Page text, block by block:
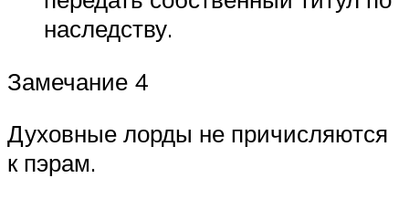
наследству.
Замечание 4
Духовные лорды не причисляются
к пэрам.